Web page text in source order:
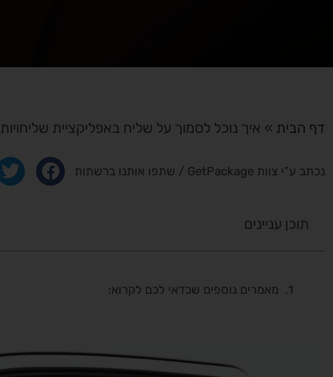
דף הבית » איך נוכל לסמוך על שליח באפליקציית
נכתב ע”י צוות GetPackage / שתפו אותנו ברשתות
תוכן עניינים
מאמרים נוספים שכדאי לכם לקרוא: